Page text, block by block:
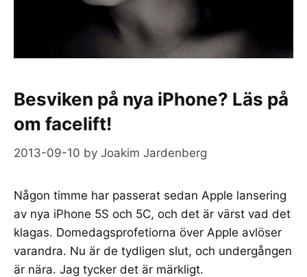
Besviken på nya iPhone? Läs på
om facelift!
2013-09-10 by Joakim Jardenberg
Någon timme har passerat sedan Apple lansering
av nya iPhone 5S och 5C, och det är värst vad det
klagas. Domedagsprofetiorna över Apple avlöser
varandra. Nu är de tydligen slut, och undergången
är nära. Jag tycker det är märkligt.